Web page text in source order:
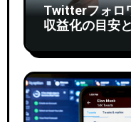
Twitterフォロ
収益化の目安